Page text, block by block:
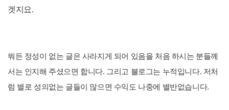
겟지요.
뭐든 정성이 없는 글은 사라지게 되어 있음을 처음 하시는 분들께
서는 인지해 주셨으면 합니다. 그리고 블로그는 누적입니다. 저처
럼 별로 성의없는 글들이 많으면 수익도 나중에 별반없습니다.